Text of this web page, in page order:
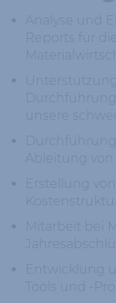
Analyse und
Reports für
unsere
Ableitung
Erstellung
Mitarbeit bei
Entwicklung
Tools und -